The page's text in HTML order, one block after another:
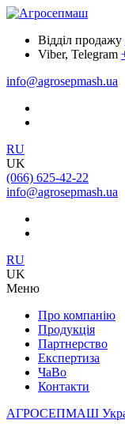
Відділ продажу
Viber, Telegram
info@agrosepmash.ua
RU
UK
(066) 625-42-22
info@agrosepmash.ua
RU
UK
Меню
Про компанію
Продукція
Партнерство
Експертиза
ЧаВо
Контакти
АГРОСЕПМАШ